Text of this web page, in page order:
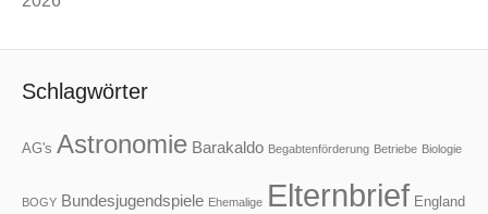
Schlagwörter
AG's Astronomie Barakaldo Begabtenförderung Betriebe Biologie
BOGY Bundesjugendspiele Ehemalige Elternbrief England